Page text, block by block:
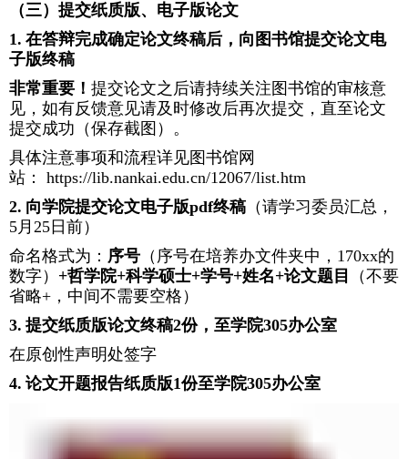
（三）提交纸质版、电子版论文
1. 在答辩完成确定论文终稿后，向图书馆提交论文电
子版终稿
非常重要！ 提交论文之后请持续关注图书馆的审核意
见，如有反馈意见请及时修改后再次提交，直至论文
提交成功（保存截图）。
具体注意事项和流程详见图书馆网
站：
https://lib.nankai.edu.cn/12067/list.htm
2. 向学院提交论文电子版pdf终稿 （请学习委员汇总，
5月25日前）
命名格式为： 序号 （序号在培养办文件夹中， 170xx的
数字） +哲学院+科学硕士+学号+姓名+论文题目
（不要
省略+ ，中间不需要空格）
3. 提交纸质版论文终稿2份，至学院305办公室
在原创性声明处签字
4. 论文开题报告纸质版1份至学院305办公室